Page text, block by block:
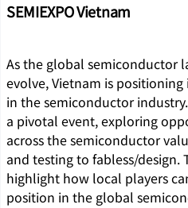
SEMIEXPO Vietnam
As the global semiconductor
evolve, Vietnam is
in the semiconductor
a pivotal event, exploring
across the semiconductor
and testing to fabless/design.
highlight how local players
position in the global